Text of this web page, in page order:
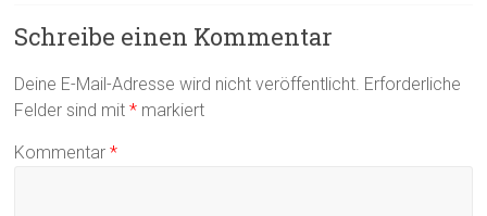
Schreibe einen Kommentar
Deine E-Mail-Adresse wird nicht veröffentlicht. Erforderliche
Felder sind mit* markiert
Kommentar*